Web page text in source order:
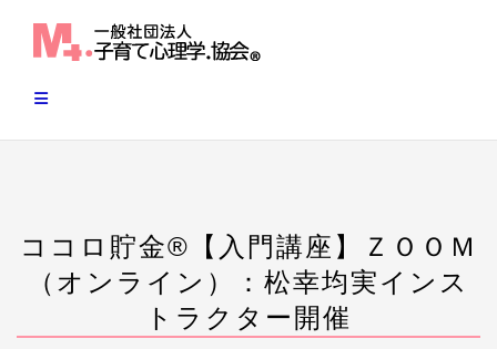
ココロ貯金®︎【入門講座】ＺＯＯＭ
（オンライン）：松幸均実インス
トラクター開催